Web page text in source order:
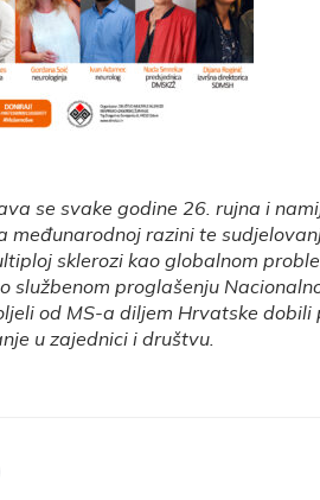
se svake godine 26. rujna i
međunarodnoj razini te
sklerozi kao globalnom
službenom proglašenju
od MS-a diljem Hrvatske dobili
u zajednici i društvu.